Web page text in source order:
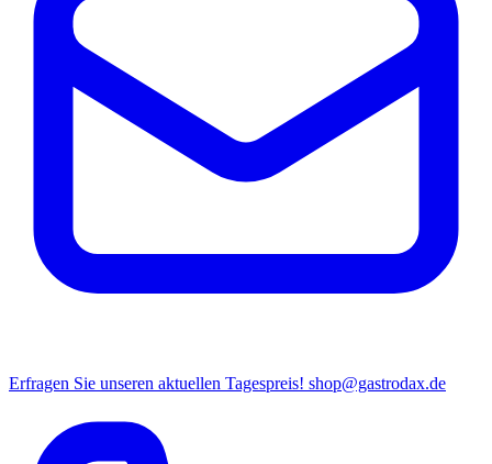
Erfragen Sie unseren aktuellen Tagespreis! shop@gastrodax.de